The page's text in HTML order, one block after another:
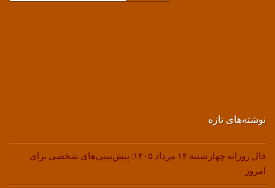
نوشته‌های تازه
فال روزانه چهارشنبه ۱۴ مرداد ۱۴۰۵: پیش‌بینی‌های شخصی برای
امروز